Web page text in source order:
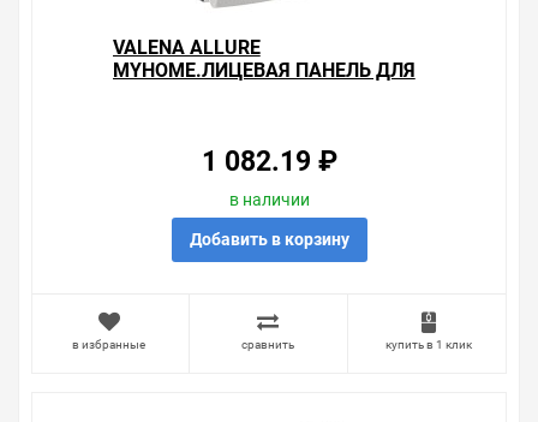
VALENA ALLURE
MYHOME.ЛИЦЕВАЯ ПАНЕЛЬ ДЛЯ
1 082.19 ₽
в наличии
Добавить в корзину
в избранные сравнить купить в 1 клик